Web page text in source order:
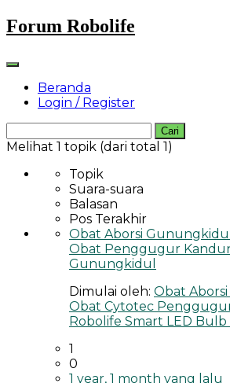
Skip
to
Forum Robolife
Beranda
Login / Register
untuk:
Melihat 1 topik (dari total 1)
Topik
Suara-suara
Balasan
Pos Terakhir
Obat Aborsi
Obat Penggugur
Gunungkidul
Dimulai oleh: Obat Aborsi
Obat Cytotec
Robolife Smart LED Bulb
1
0
1 year, 1 month yang lalu